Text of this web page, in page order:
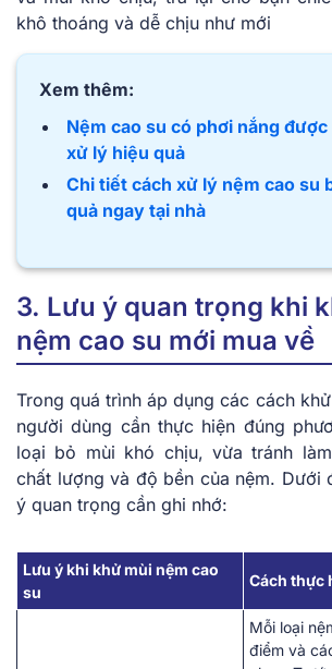
khô thoáng và dễ chịu như mới
Xem thêm:
Nệm cao su có phơi nắng
xử lý hiệu quả
Chi tiết cách xử lý nệm cao su
quả ngay tại nhà
3. Lưu ý quan trọng khi
nệm cao su mới mua về
Trong quá trình áp dụng các cách
người dùng cần thực hiện đúng
loại bỏ mùi khó chịu, vừa tránh
chất lượng và độ bền của nệm. Dưới
ý quan trọng cần ghi nhớ:
Lưu ý khi khử mùi nệm cao
su
Cách thực
Mỗi loại
điểm và